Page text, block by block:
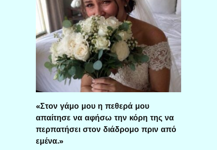
«Στον γάμο μου η πεθερά μου
απαίτησε να αφήσω την κόρη της να
περπατήσει στον διάδρομο πριν από
εμένα.»